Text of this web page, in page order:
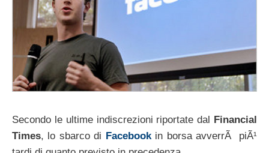
Secondo le ultime indiscrezioni riportate dal
Financial
Times, lo sbarco di Facebookin borsa avverrÃ piÃ¹